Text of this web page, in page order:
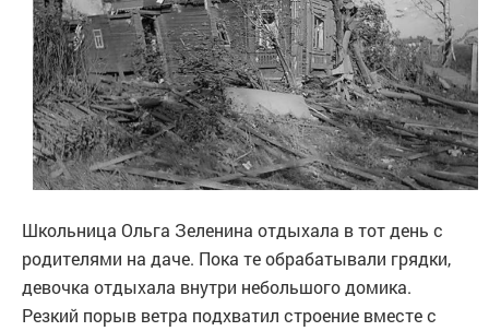
Школьница Ольга Зеленина отдыхала в тот день с
родителями на даче. Пока те обрабатывали грядки,
девочка отдыхала внутри небольшого домика.
Резкий порыв ветра подхватил строение вместе с